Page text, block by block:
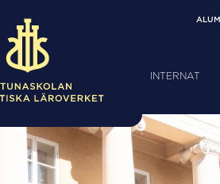
INTERNAT